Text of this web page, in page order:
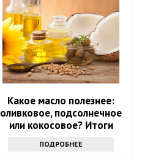
Какое масло полезнее:
оливковое, подсолнечное
или кокосовое? Итоги
ПОДРОБНЕЕ